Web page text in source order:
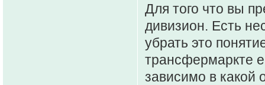
Для того что вы
дивизион. Есть
убрать это
трансфермаркте
зависимо в какой